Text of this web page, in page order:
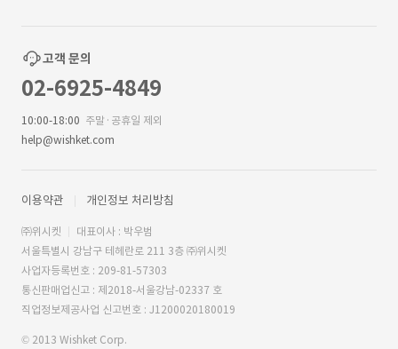
고객 문의
02-6925-4849
10:00-18:00 주말·공휴일 제외
help@wishket.com
이용약관 개인정보 처리방침
㈜위시켓
대표이사 : 박우범
서울특별시 강남구 테헤란로 211 3층 ㈜위시켓
사업자등록번호 : 209-81-57303
통신판매업신고 : 제2018-서울강남-02337 호
직업정보제공사업 신고번호 : J1200020180019
© 2013 Wishket Corp.